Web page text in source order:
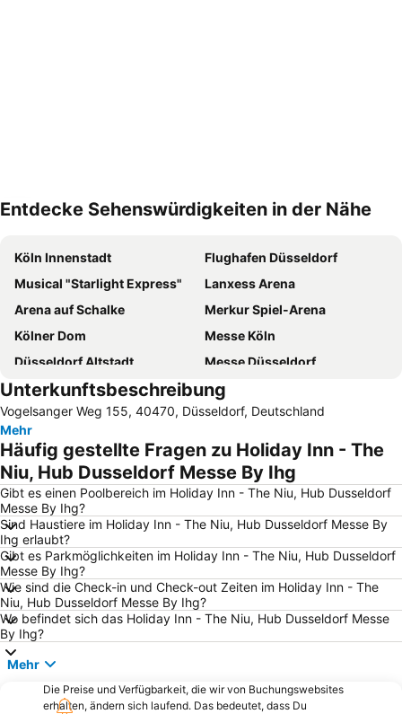
Entdecke Sehenswürdigkeiten in der Nähe
Köln Innenstadt
Flughafen Düsseldorf
Musical "Starlight Express"
Lanxess Arena
Arena auf Schalke
Merkur Spiel-Arena
Kölner Dom
Messe Köln
Düsseldorf Altstadt
Messe Düsseldorf
Hauptbahnhof Düsseldorf
CentrO Oberhausen
Bahnhof Köln Messe - Deutz
Köln Bonn Airport
RheinEnergieStadion
Stadion im Borussiapark
Düsseldorf Stadtmitte
Ehrenfeld
Movie Park
Heumarkt
Deutz
Musical Dome
Cologne Central station
Fühlinger See
Messe Essen
Tanzbrunnen
Mülheim
Mediterana
Kölner Zoo
Aqualand Waterpark
Lake Baldeney
Alter Markt Köln
Altstadt-Nord
Unterkunftsbeschreibung
Vogelsanger Weg 155, 40470, Düsseldorf, Deutschland
Mehr
Häufig gestellte Fragen zu Holiday Inn - The
Niu, Hub Dusseldorf Messe By Ihg
Gibt es einen Poolbereich im Holiday Inn - The Niu, Hub Dusseldorf
Messe By Ihg?
Sind Haustiere im Holiday Inn - The Niu, Hub Dusseldorf Messe By
Ihg erlaubt?
Gibt es Parkmöglichkeiten im Holiday Inn - The Niu, Hub Dusseldorf
Messe By Ihg?
Wie sind die Check-in und Check-out Zeiten im Holiday Inn - The
Niu, Hub Dusseldorf Messe By Ihg?
Wo befindet sich das Holiday Inn - The Niu, Hub Dusseldorf Messe
By Ihg?
Mehr
Die Preise und Verfügbarkeit, die wir von Buchungswebsites
erhalten, ändern sich laufend. Das bedeutet, dass Du